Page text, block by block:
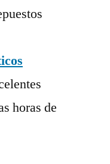
horas de